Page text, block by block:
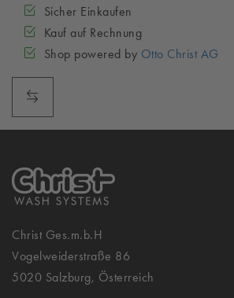
Sicher Einkaufen
Kauf auf Rechnung
Shop powered by Otto Christ AG
Christ Ges.m.b.H
Vogelweiderstraße 86
5020 Salzburg, Österreich